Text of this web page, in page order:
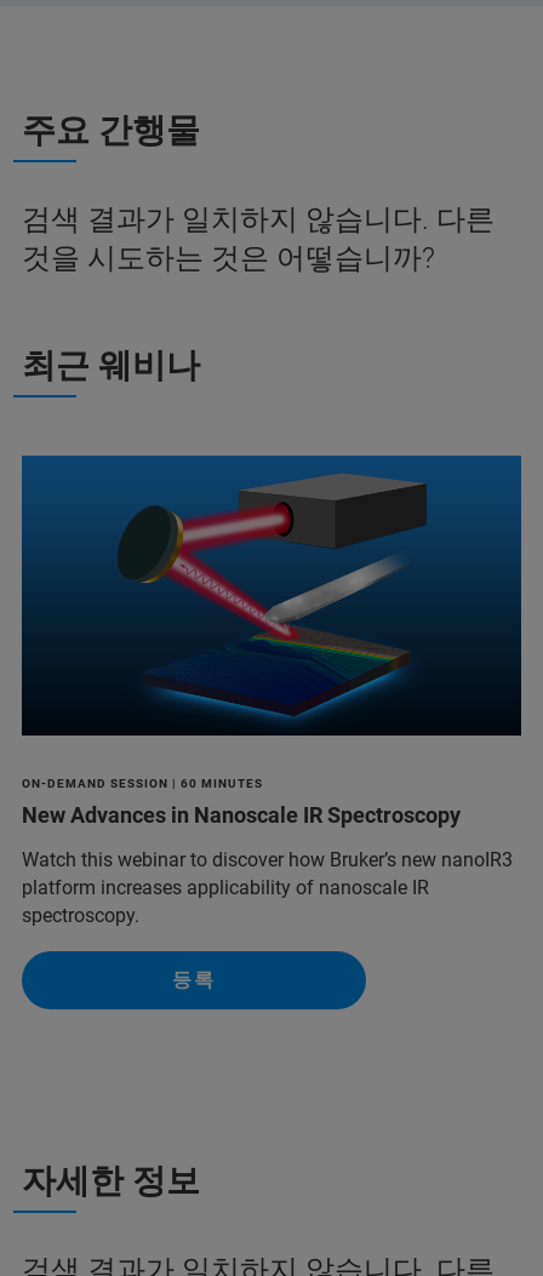
주요 간행물
검색 결과가 일치하지 않습니다. 다른
것을 시도하는 것은 어떻습니까?
최근 웨비나
ON-DEMAND SESSION | 60 MINUTES
New Advances in Nanoscale IR Spectroscopy
Watch this webinar to discover how Bruker’s new nanoIR3
platform increases applicability of nanoscale IR
spectroscopy.
등록
자세한 정보